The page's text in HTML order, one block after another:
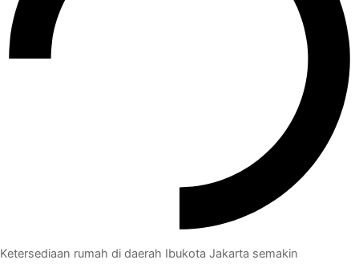
Ketersediaan rumah di daerah Ibukota Jakarta semakin